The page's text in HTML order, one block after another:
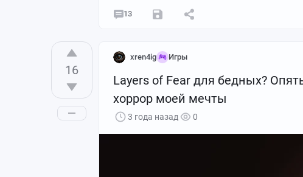
13
16
xren4ig Игры
Layers of Fear для бедных?
хоррор моей мечты
3 года назад 0